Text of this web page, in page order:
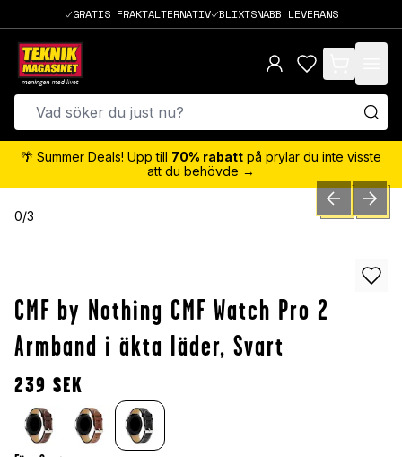
GRATIS FRAKTALTERNATIV BLIXTSNABB LEVERANS
items in cart,
🌴 Summer Deals! Upp till 70% rabatt på prylar du inte visste
att du behövde →
0/3 PREVIOUSNEXT
CMF by Nothing CMF Watch Pro 2
Armband i äkta läder, Svart
239 SEK